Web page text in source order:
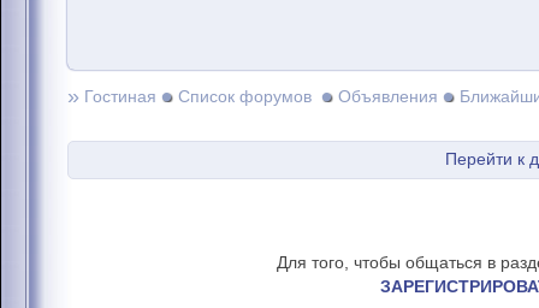
» Гостиная Список форумов Объявления
Перейти к
Для того, чтобы общаться в